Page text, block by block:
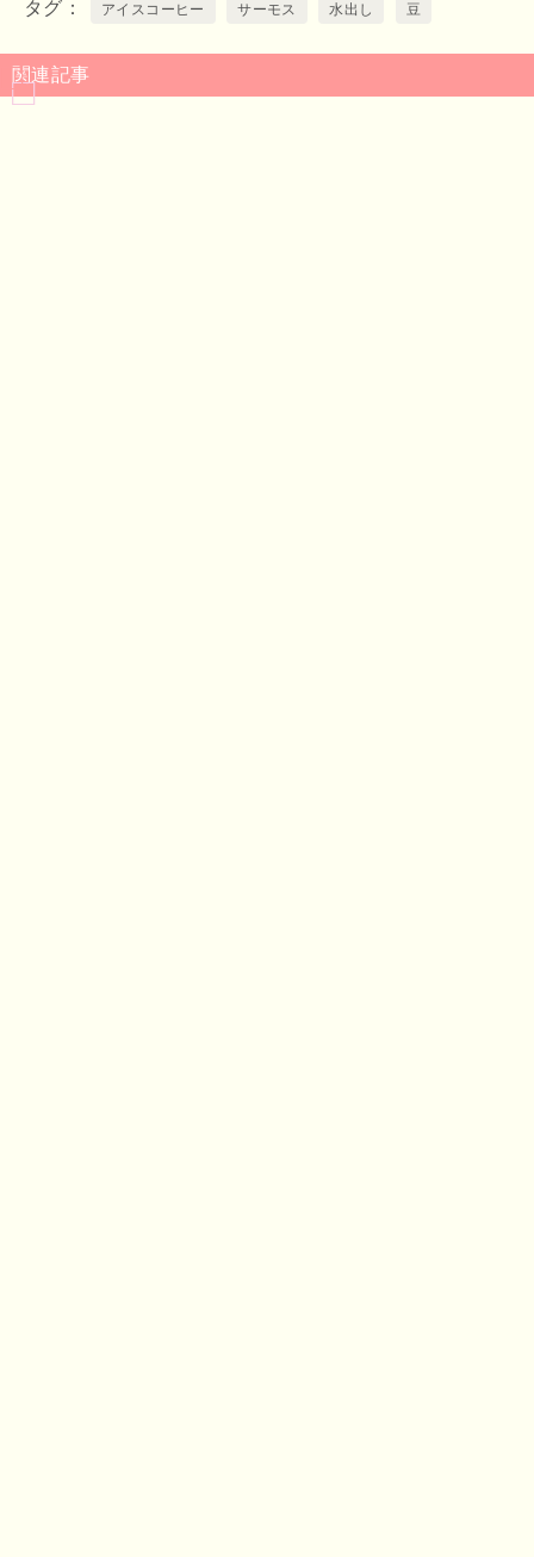
タグ アイスコーヒー サーモス 水出し 豆
関連記事